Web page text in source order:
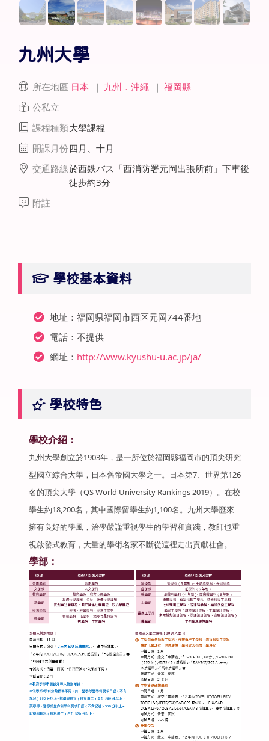
九州大學
所在地區 日本 ｜ 九州．沖繩 ｜ 福岡縣
公私立
課程種類大學課程
開課月份四月、十月
交通路線於西鉄バス「西消防署元岡出張所前」下車後
徒步約3分
附註
學校基本資料
地址：福岡県福岡市西区元岡744番地
電話：不提供
網址： http://www.kyushu-u.ac.jp/ja/
學校特色
學校介紹：
九州大學創立於1903年，是一所位於福岡縣福岡市的頂尖研究
型國立綜合大學，日本舊帝國大學之一。日本第7、世界第126
名的頂尖大學（QS World University Rankings 2019）。在校
學生約18,200名，其中國際留學生約1,100名。九州大學歷來
擁有良好的學風，治學嚴謹重視學生的學習和實踐，教師也重
視啟發式教育，大量的學術名家不斷從這裡走出貢獻社會。
學部：